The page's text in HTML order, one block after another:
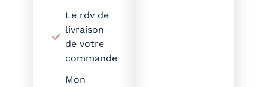
Le rdv de
livraison
de votre
commande
Mon